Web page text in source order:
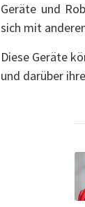
Geräte und
sich mit
Diese Geräte
und darüber